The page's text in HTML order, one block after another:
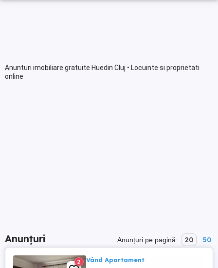
Anunturi imobiliare gratuite Huedin Cluj • Locuinte si proprietati
online
Anunțuri Anunțuri pe pagină: 20 50
2 Vând Apartament